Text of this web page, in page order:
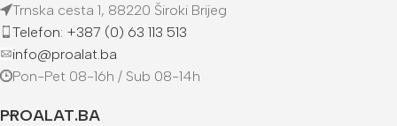
Trnska cesta 1, 88220 Široki Brijeg
Telefon: +387 (0) 63 113 513
info@proalat.ba
Pon-Pet 08-16h / Sub 08-14h
PROALAT.BA